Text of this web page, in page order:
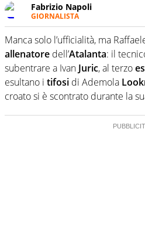
Fabrizio Napoli
GIORNALISTA
Giornalista professionista,
il calcio ma è con la
passioni. Cura la
grande festival di
Manca solo l’ufficialità, ma
allenatore dell’Atalanta: il
subentrare a Ivan Juric, al terzo
esultano i tifosi di Ademola
croato si è scontrato durante la